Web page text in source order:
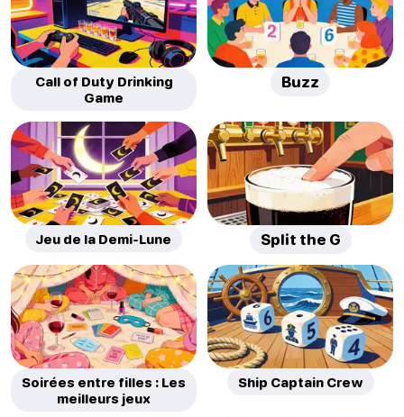
Call of Duty Drinking
Game
Buzz
Jeu de la Demi-Lune Split the G
Soirées entre filles : Les
meilleurs jeux
Ship Captain Crew